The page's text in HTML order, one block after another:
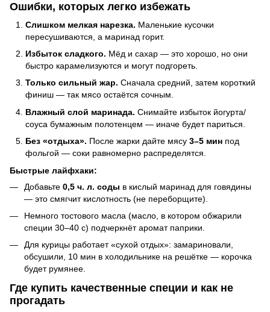
Ошибки, которых легко избежать
Слишком мелкая нарезка. Маленькие кусочки
пересушиваются, а маринад горит.
Избыток сладкого. Мёд и сахар — это хорошо, но они
быстро карамелизуются и могут подгореть.
Только сильный жар. Сначала средний, затем короткий
финиш — так мясо остаётся сочным.
Влажный слой маринада. Снимайте избыток йогурта/
соуса бумажным полотенцем — иначе будет париться.
Без «отдыха». После жарки дайте мясу 3–5 мин под
фольгой — соки равномерно распределятся.
Быстрые лайфхаки:
Добавьте 0,5 ч. л. соды в кислый маринад для говядины
— это смягчит кислотность (не переборщите).
Немного тостового масла (масло, в котором обжарили
специи 30–40 с) подчеркнёт аромат паприки.
Для курицы работает «сухой отдых»: замариновали,
обсушили, 10 мин в холодильнике на решётке — корочка
будет румянее.
Где купить качественные специи и как не
прогадать